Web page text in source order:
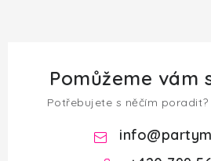
Pomůžeme vám
Potřebujete s něčím
info@